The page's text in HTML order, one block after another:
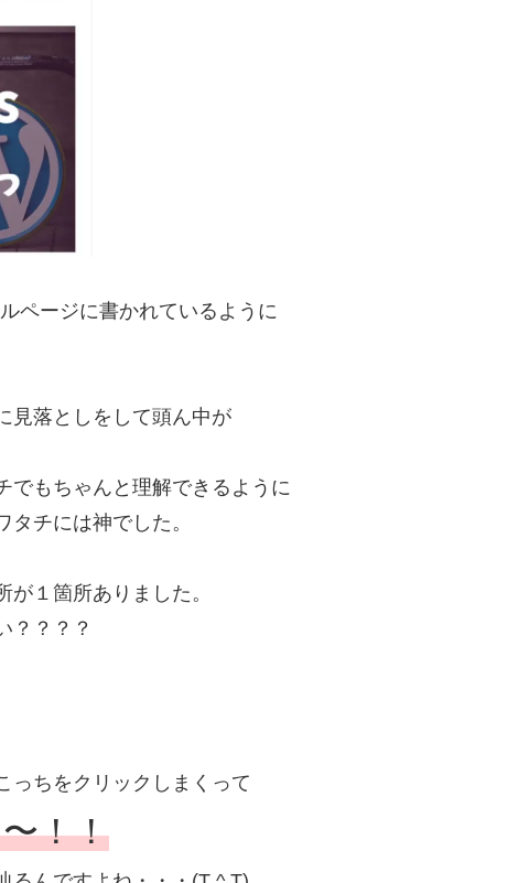
ページに書かれているように
見落としをして頭ん中が
でもちゃんと理解できるように
チには神でした。
１箇所ありました。
？？？？
っちをクリックしまくって
！！